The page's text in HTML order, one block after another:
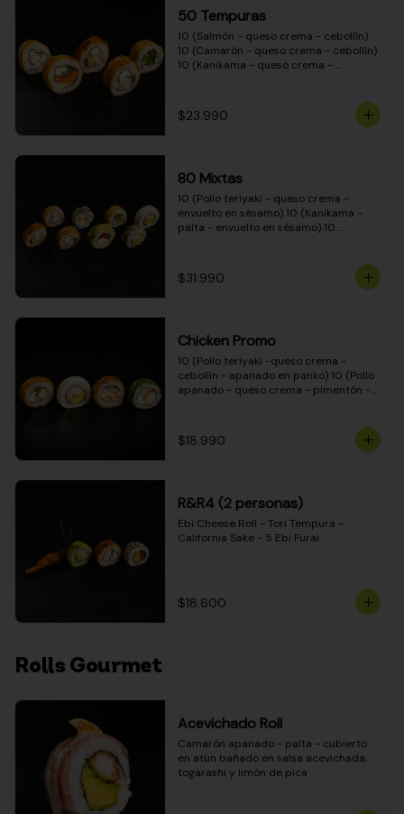
50 Tempuras
10 (Salmón - queso crema - cebollín)
10 (Camarón - queso crema - cebollín)
10 (Kanikama - queso crema -
crema - cebollín)
$23.990
80 Mixtas
10 (Pollo teriyaki - queso crema -
envuelto en sésamo) 10 (Kanikama -
palta - envuelto en sésamo) 10
envuelto en queso crema) 10
(Camarón - queso crema - cebollín -
teriyaki - queso crema - cebollín -
envuelto en masa tempura) 10
(Pimentón - queso crema - cebollín -
envuelto en masa tempura)
$31.990
Chicken Promo
10 (Pollo teriyaki -queso crema -
cebollín - apanado en panko) 10 (Pollo
apanado - queso crema - pimentón -
ciboulette) 10 (Pollo teriyaki - palta -
envuelto en queso crema)
$18.990
R&R4 (2 personas)
Ebi Cheese Roll - Tori Tempura -
California Sake - 5 Ebi Furai
$18.600
Rolls Gourmet
Acevichado Roll
Camarón apanado - palta - cubierto
en atún bañado en salsa acevichada,
togarashi y limón de pica